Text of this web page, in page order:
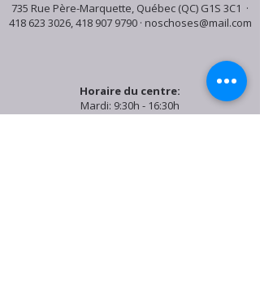
735 Rue Père-Marquette, Québec (QC) G1S 3C1 ·
418 623 3026,418 907 9790· noschoses@mail.com
Horaire du centre:
Mardi: 9:30h - 16:30h